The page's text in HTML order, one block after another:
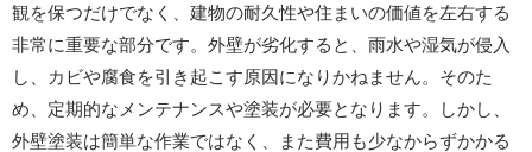
観を保つだけでなく、建物の耐久性や住まいの価値を左右する
非常に重要な部分です。外壁が劣化すると、雨水や湿気が侵入
し、カビや腐食を引き起こす原因になりかねません。そのた
め、定期的なメンテナンスや塗装が必要となります。しかし、
外壁塗装は簡単な作業ではなく、また費用も少なからずかかる